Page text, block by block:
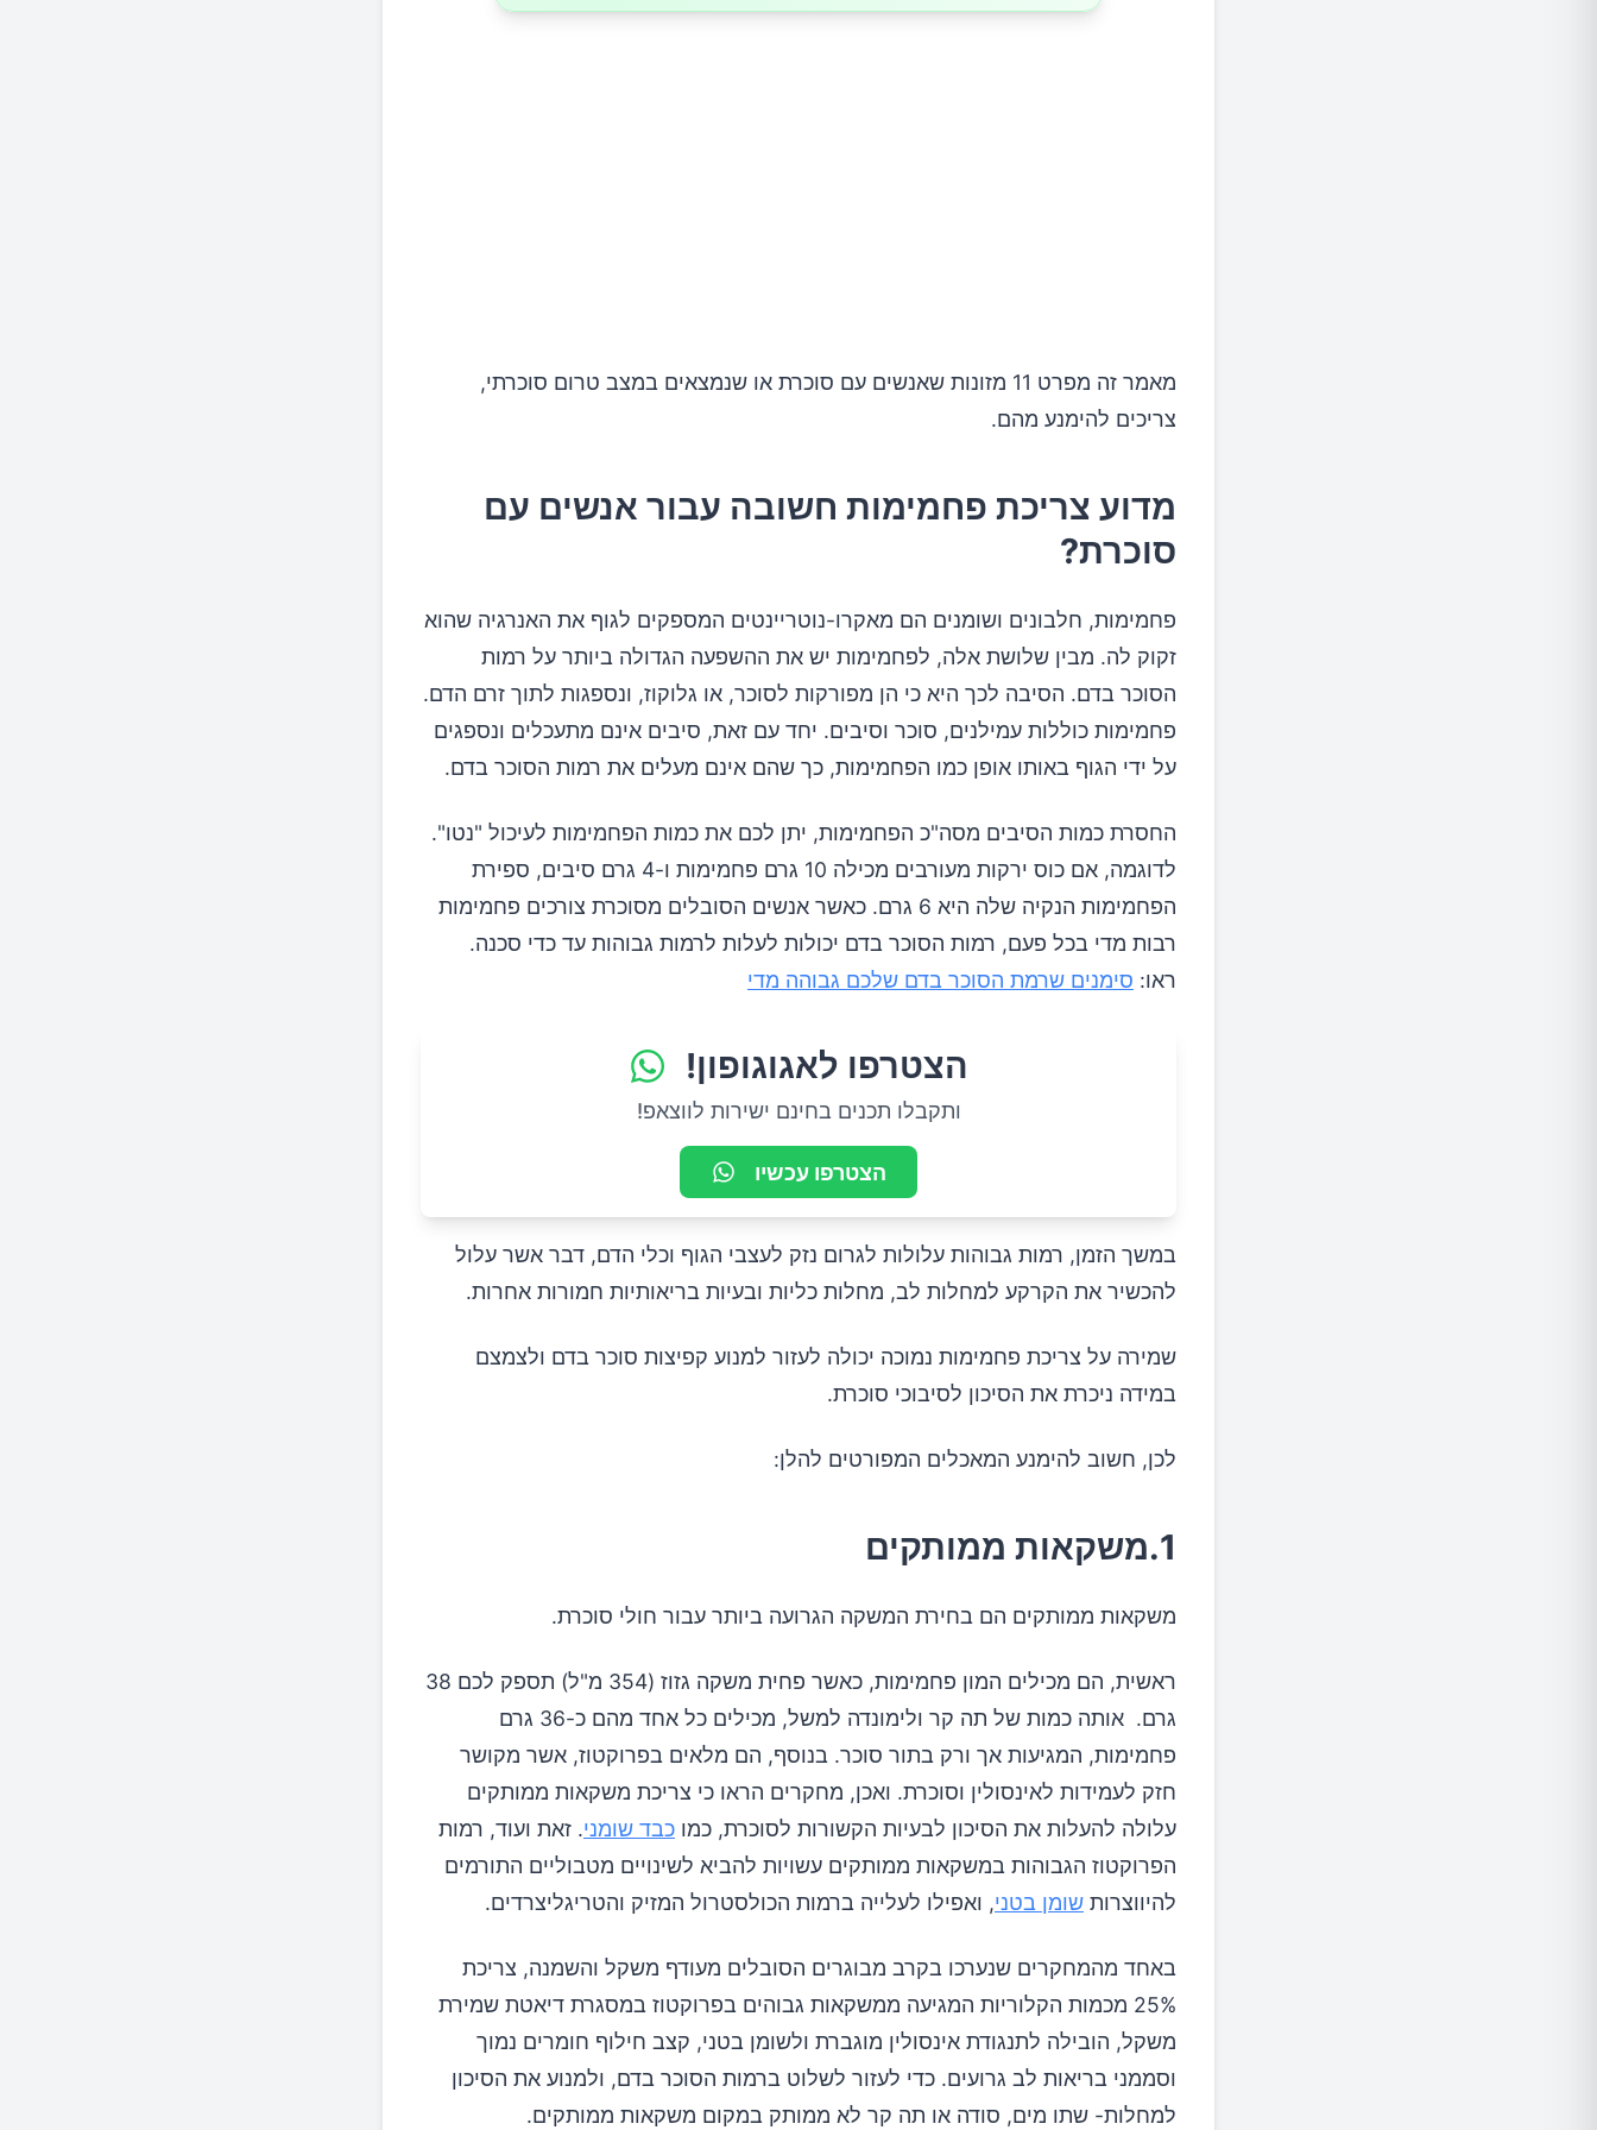
מאמר זה מפרט 11 מזונות שאנשים עם סוכרת או שנמצאים במצב טרום סוכרתי,
צריכים להימנע מהם.
מדוע צריכת פחמימות חשובה עבור אנשים עם
סוכרת?
פחמימות, חלבונים ושומנים הם מאקרו-נוטריינטים המספקים לגוף את האנרגיה שהוא
זקוק לה. מבין שלושת אלה, לפחמימות יש את ההשפעה הגדולה ביותר על רמות
הסוכר בדם. הסיבה לכך היא כי הן מפורקות לסוכר, או גלוקוז, ונספגות לתוך זרם הדם.
פחמימות כוללות עמילנים, סוכר וסיבים. יחד עם זאת, סיבים אינם מתעכלים ונספגים
על ידי הגוף באותו אופן כמו הפחמימות, כך שהם אינם מעלים את רמות הסוכר בדם.
החסרת כמות הסיבים מסה"כ הפחמימות, יתן לכם את כמות הפחמימות לעיכול "נטו".
לדוגמה, אם כוס ירקות מעורבים מכילה 10 גרם פחמימות ו-4 גרם סיבים, ספירת
הפחמימות הנקיה שלה היא 6 גרם. כאשר אנשים הסובלים מסוכרת צורכים פחמימות
רבות מדי בכל פעם, רמות הסוכר בדם יכולות לעלות לרמות גבוהות עד כדי סכנה.
ראו: סימנים שרמת הסוכר בדם שלכם גבוהה מדי
הצטרפו לאגוגופון!
ותקבלו תכנים בחינם ישירות לווצאפ!
הצטרפו עכשיו
במשך הזמן, רמות גבוהות עלולות לגרום נזק לעצבי הגוף וכלי הדם, דבר אשר עלול
להכשיר את הקרקע למחלות לב, מחלות כליות ובעיות בריאותיות חמורות אחרות.
שמירה על צריכת פחמימות נמוכה יכולה לעזור למנוע קפיצות סוכר בדם ולצמצם
במידה ניכרת את הסיכון לסיבוכי סוכרת.
לכן, חשוב להימנע המאכלים המפורטים להלן:
1.משקאות ממותקים
משקאות ממותקים הם בחירת המשקה הגרועה ביותר עבור חולי סוכרת.
ראשית, הם מכילים המון פחמימות, כאשר פחית משקה גזוז (354 מ"ל) תספק לכם 38
גרם. אותה כמות של תה קר ולימונדה למשל, מכילים כל אחד מהם כ-36 גרם
פחמימות, המגיעות אך ורק בתור סוכר. בנוסף, הם מלאים בפרוקטוז, אשר מקושר
חזק לעמידות לאינסולין וסוכרת. ואכן, מחקרים הראו כי צריכת משקאות ממותקים
עלולה להעלות את הסיכון לבעיות הקשורות לסוכרת, כמו כבד שומני. זאת ועוד, רמות
הפרוקטוז הגבוהות במשקאות ממותקים עשויות להביא לשינויים מטבוליים התורמים
להיווצרות שומן בטני, ואפילו לעלייה ברמות הכולסטרול המזיק והטריגליצרדים.
באחד מהמחקרים שנערכו בקרב מבוגרים הסובלים מעודף משקל והשמנה, צריכת
25% מכמות הקלוריות המגיעה ממשקאות גבוהים בפרוקטוז במסגרת דיאטת שמירת
משקל, הובילה לתנגודת אינסולין מוגברת ולשומן בטני, קצב חילוף חומרים נמוך
וסממני בריאות לב גרועים. כדי לעזור לשלוט ברמות הסוכר בדם, ולמנוע את הסיכון
למחלות- שתו מים, סודה או תה קר לא ממותק במקום משקאות ממותקים.